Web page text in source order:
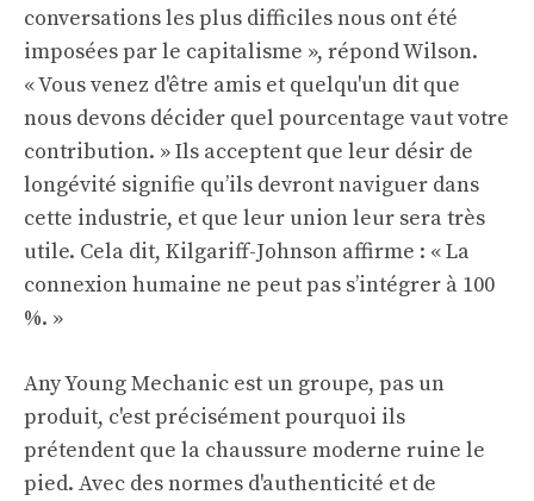
conversations les plus difficiles nous ont été
imposées par le capitalisme », répond Wilson.
« Vous venez d'être amis et quelqu'un dit que
nous devons décider quel pourcentage vaut votre
contribution. » Ils acceptent que leur désir de
longévité signifie qu’ils devront naviguer dans
cette industrie, et que leur union leur sera très
utile. Cela dit, Kilgariff-Johnson affirme : « La
connexion humaine ne peut pas s’intégrer à 100
%. »
Any Young Mechanic est un groupe, pas un
produit, c'est précisément pourquoi ils
prétendent que la chaussure moderne ruine le
pied. Avec des normes d'authenticité et de